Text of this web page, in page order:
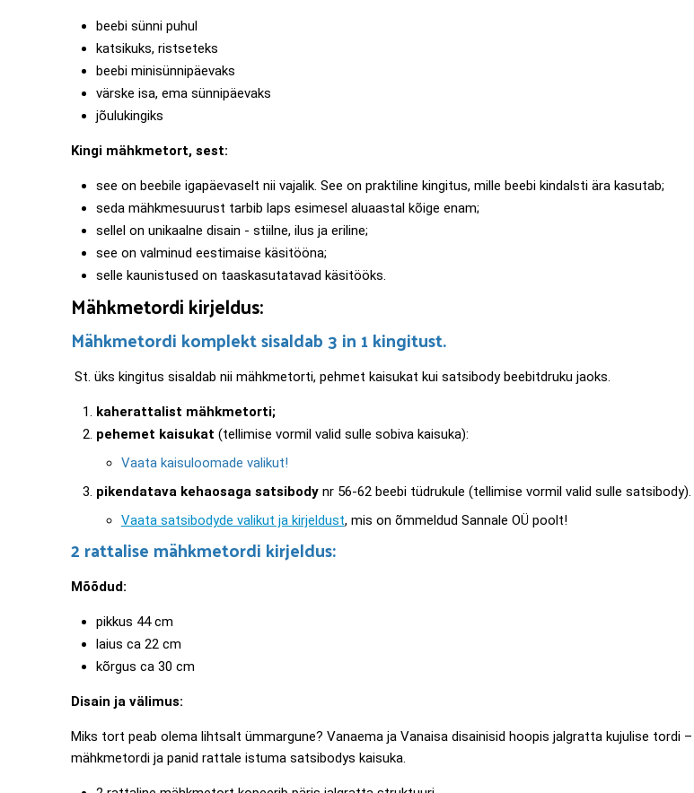
beebi sünni puhul
katsikuks, ristseteks
beebi minisünnipäevaks
värske isa, ema sünnipäevaks
jõulukingiks
Kingi mähkmetort, sest:
see on beebile igapäevaselt nii vajalik. See on praktiline kingitus, mille beebi kindalsti ära kasutab;
seda mähkmesuurust tarbib laps esimesel aluaastal kõige enam;
sellel on unikaalne disain - stiilne, ilus ja eriline;
see on valminud eestimaise käsitööna;
selle kaunistused on taaskasutatavad käsitööks.
Mähkmetordi kirjeldus:
Mähkmetordi komplekt sisaldab 3 in 1 kingitust.
St. üks kingitus sisaldab nii mähkmetorti, pehmet kaisukat kui satsibody beebitdruku jaoks.
kaherattalist mähkmetorti;
pehemet kaisukat (tellimise vormil valid sulle sobiva kaisuka):
Vaata kaisuloomade valikut!
pikendatava kehaosaga satsibodynr 56-62 beebi tüdrukule (tellimise vormil valid sulle satsibody).
Vaata satsibodyde valikut ja kirjeldust, mis on õmmeldud Sannale OÜ poolt!
2 rattalise mähkmetordi kirjeldus:
Mõõdud:
pikkus 44 cm
laius ca 22 cm
kõrgus ca 30 cm
Disain ja välimus:
Miks tort peab olema lihtsalt ümmargune? Vanaema ja Vanaisa disainisid hoopis jalgratta kujulise tordi –
mähkmetordi ja panid rattale istuma satsibodys kaisuka.